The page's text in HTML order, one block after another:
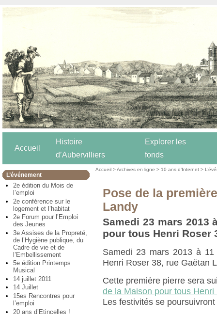
Accueil
Histoire
d’Aubervilliers
Explorer les
fonds
L’événement
2e édition du Mois de
l’emploi
2e conférence sur le
logement et l’habitat
2e Forum pour l’Emploi
des Jeunes
3e Assises de la Propreté,
de l’Hygiène publique, du
Cadre de vie et de
l’Embellissement
5e édition Printemps
Musical
14 juillet 2011
14 Juillet
15es Rencontres pour
l’emploi
20 ans d’Etincelles !
Accueil >Archives en ligne > 10 ans d’Internet >
Pose de la
Landy
Samedi 23 mars 2013
pour tous Henri Roser
Samedi 23 mars 2013 à
Henri Roser 38, rue Gaëtan
Cette première pierre sera
de la Maison pour tous Henri
Les festivités se poursuivront